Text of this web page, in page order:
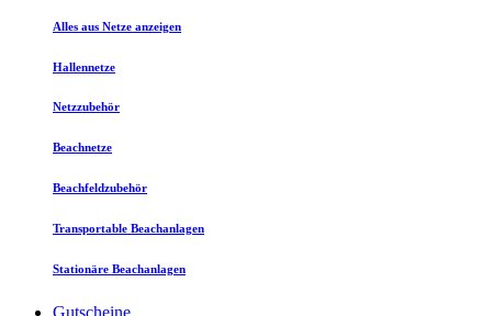
Alles aus Netze anzeigen
Hallennetze
Netzzubehör
Beachnetze
Beachfeldzubehör
Transportable Beachanlagen
Stationäre Beachanlagen